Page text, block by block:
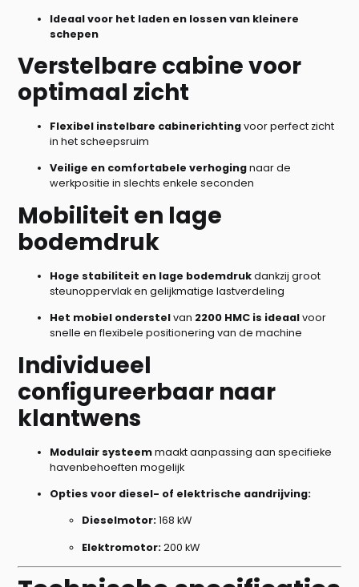
Ideaal voor het laden en lossen van kleinere
schepen
Verstelbare cabine voor
optimaal zicht
Flexibel instelbare cabinerichtingvoor perfect zicht
in het scheepsruim
Veilige en comfortabele verhogingnaar de
werkpositie in slechts enkele seconden
Mobiliteit en lage
bodemdruk
Hoge stabiliteit en lage bodemdrukdankzij groot
steunoppervlak en gelijkmatige lastverdeling
Het mobiel onderstelvan 2200 HMC is ideaalvoor
snelle en flexibele positionering van de machine
Individueel
configureerbaar naar
klantwens
Modulair systeemmaakt aanpassing aan specifieke
havenbehoeften mogelijk
Opties voor diesel- of elektrische aandrijving:
Dieselmotor:168 kW
Elektromotor:200 kW